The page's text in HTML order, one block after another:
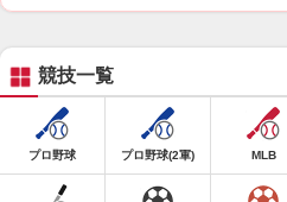
競技一覧
プロ野球 プロ野球(2軍) MLB